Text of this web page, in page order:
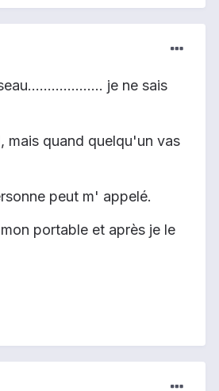
je ne sais
mais quand quelqu'un vas
peut m' appelé.
portable et après je le